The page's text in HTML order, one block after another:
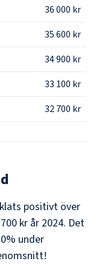
36 000 kr
35 600 kr
34 900 kr
33 100 kr
32 700 kr
positivt över
kr år 2024. Det
under